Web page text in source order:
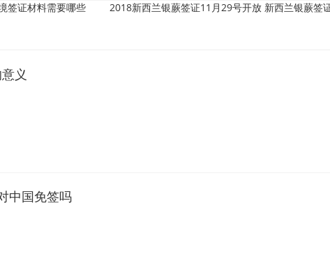
料需要哪些 2018新西兰银蕨签证11月29号开放 新西兰银蕨签证好不好
义
中国免签吗